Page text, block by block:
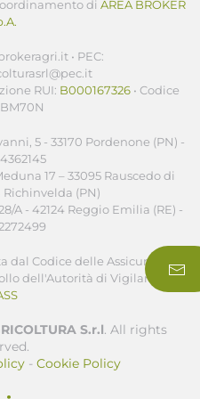
di AREA BROKER
• PEC:
RUI: B000167326• Codice
5 - 33170 Pordenone (PN) -
17 – 33095 Rauscedo di
(PN)
A - 42124 Reggio Emilia (RE) -
Codice delle Assicurazioni
dell'Autorità di Vigilanza -
S.r.l. All rights
- Cookie Policy